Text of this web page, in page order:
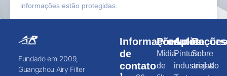
informações estão protegidas.
Fundado em 2009,
Guangzhou Airy Filter
Produtos
Mídia
de
Aplicações
Pintura
industrial &
Sobre
arejado
Informações
de
contato